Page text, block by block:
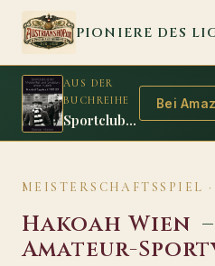
Zum Inhalt springen
PIONIERE DES
AUS DER
BUCHREIHE
Sportclubs erster Meistertitel und Sindelars erster Auftritt
Bei
MEISTERSCHAFTSSPIEL
Hakoah Wien
Amateur-